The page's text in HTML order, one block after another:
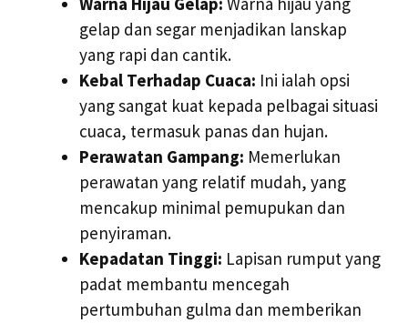
gelap dan segar menjadikan lanskap
yang rapi dan cantik.
Kebal Terhadap Cuaca: Ini ialah opsi
yang sangat kuat kepada pelbagai situasi
cuaca, termasuk panas dan hujan.
Perawatan Gampang: Memerlukan
perawatan yang relatif mudah, yang
mencakup minimal pemupukan dan
penyiraman.
Kepadatan Tinggi: Lapisan rumput yang
padat membantu mencegah
pertumbuhan gulma dan memberikan